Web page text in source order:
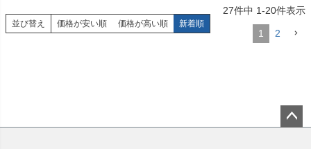
並び替え 価格が安い順 価格が高い順 新着順
27件中 1-20件表示
1 2